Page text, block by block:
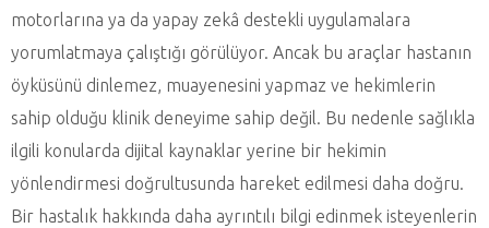
motorlarına ya da yapay zekâ destekli uygulamalara
yorumlatmaya çalıştığı görülüyor. Ancak bu araçlar hastanın
öyküsünü dinlemez, muayenesini yapmaz ve hekimlerin
sahip olduğu klinik deneyime sahip değil. Bu nedenle sağlıkla
ilgili konularda dijital kaynaklar yerine bir hekimin
yönlendirmesi doğrultusunda hareket edilmesi daha doğru.
Bir hastalık hakkında daha ayrıntılı bilgi edinmek isteyenlerin